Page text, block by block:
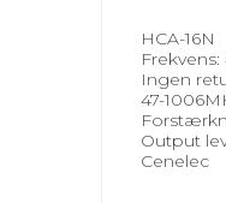
HCA-16N
Ingen
47-
Output
Cenelec